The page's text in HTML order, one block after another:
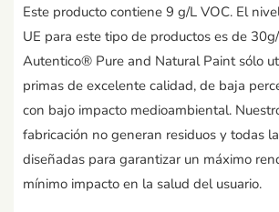
Este producto contiene 9 g/L VOC. El
UE para este tipo de productos es de
Autentico® Pure and Natural Paint sólo
primas de excelente calidad, de baja
con bajo impacto medioambiental.
fabricación no generan residuos y todas
diseñadas para garantizar un máximo
mínimo impacto en la salud del usuario.